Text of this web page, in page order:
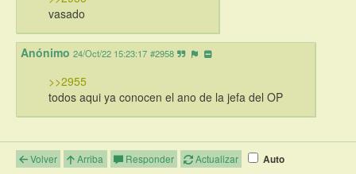
vasado
Anónimo 24/Oct/22 15:23:17 #2958
>>2955
todos aqui ya conocen el ano de la jefa del OP
Volver Arriba Responder Actualizar Auto